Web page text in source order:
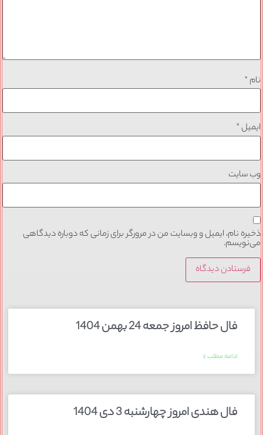
نام *
ایمیل*
وب‌ سایت
ذخیره نام، ایمیل و وبسایت من در مرورگر برای زمانی که دوباره دیدگاهی
می‌نویسم.
فال حافظ امروز جمعه 24 بهمن 1404
ادامه مطلب »
فال هندی امروز چهارشنبه 3 دی 1404